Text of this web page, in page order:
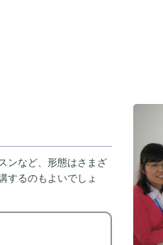
ンなど、形態はさまざ
するのもよいでしょ